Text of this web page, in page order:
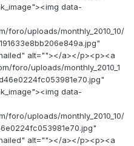
data-
foro/uploads/monthly_2010_10/
alt=""></a></p><p><a
foro/uploads/monthly_2010_1
data-
foro/uploads/monthly_2010_10/
alt=""></a></p><p><a